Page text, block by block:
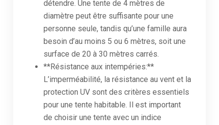
détendre. Une tente de 4 mètres de
diamètre peut être suffisante pour une
personne seule, tandis qu’une famille aura
besoin d’au moins 5 ou 6 mètres, soit une
surface de 20 à 30 mètres carrés.
**Résistance aux intempéries:**
L’imperméabilité, la résistance au vent et la
protection UV sont des critères essentiels
pour une tente habitable. Il est important
de choisir une tente avec un indice